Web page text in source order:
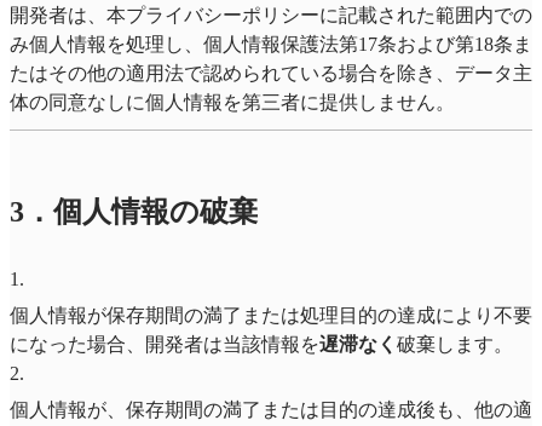
開発者は、本プライバシーポリシーに記載された範囲内での
み個人情報を処理し、個人情報保護法第17条および第18条ま
たはその他の適用法で認められている場合を除き、データ主
体の同意なしに個人情報を第三者に提供しません。
3．個人情報の破棄
1 .
個人情報が保存期間の満了または処理目的の達成により不要
になった場合、開発者は当該情報を遅滞なく 破棄します。
2.
個人情報が、保存期間の満了または目的の達成後も、他の​​適